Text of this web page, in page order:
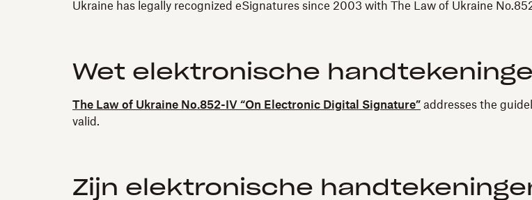
Ukraine has legally recognized eSignatures since 2003 with The Law of Ukraine
Wet elektronische
The Law of Ukraine No.852-IV “On Electronic Digital Signature” addresses the
valid.
Zijn elektronische